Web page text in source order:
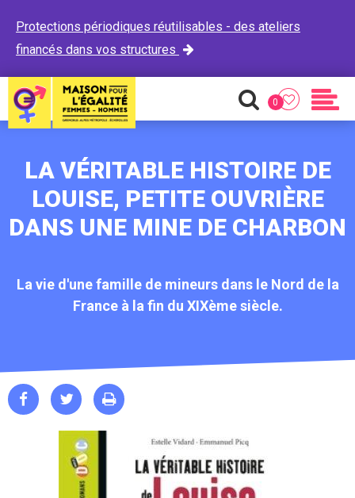
Protections périodiques réutilisables - des ateliers
financés dans vos structures

Recherche
0
Favoris
LA VÉRITABLE HISTOIRE DE
LOUISE, PETITE OUVRIÈRE
DANS UNE MINE DE CHARBON
La vie d'une famille de mineurs dans le Nord de la
France à la fin du XIXème siècle.
  